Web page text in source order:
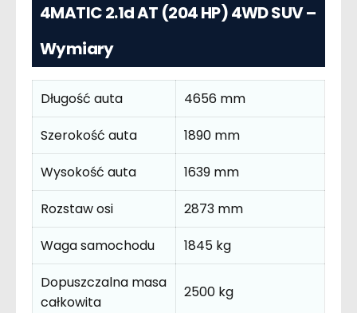
4MATIC 2.1d AT (204 HP) 4WD SUV –
Wymiary
Długość auta
4656 mm
Szerokość auta
1890 mm
Wysokość auta
1639 mm
Rozstaw osi
2873 mm
Waga samochodu
1845 kg
Dopuszczalna masa
całkowita
2500 kg